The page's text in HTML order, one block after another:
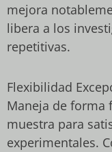
mejora
libera a los
repetitivas.
Flexibilidad
Maneja de forma
muestra para
experimentales.